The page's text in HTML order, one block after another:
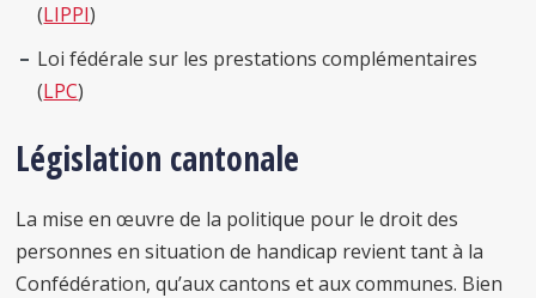
(LIPPI)
Loi fédérale sur les prestations complémentaires
(LPC)
Législation cantonale
La mise en œuvre de la politique pour le droit des
personnes en situation de handicap revient tant à la
Confédération, qu’aux cantons et aux communes. Bien